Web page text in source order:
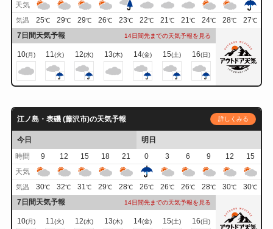
天気
気温 25℃ 29℃ 29℃ 26℃ 23℃ 22℃ 21℃ 21℃ 24℃ 28℃ 27℃
7日間天気予報 14日間先までの天気予報を見る
10(月) 11(火) 12(水) 13(木) 14(金) 15(土) 16(日)
江ノ島・表磯 (藤沢市)の天気予報 詳しくみる
今日
明日
時間
9 12 15 18 21 0 3 6 9 12
15
天気
気温 30℃ 32℃ 31℃ 29℃ 28℃ 26℃ 26℃ 26℃ 28℃ 30℃ 30℃
7日間天気予報 14日間先までの天気予報を見る
10(月) 11(火) 12(水) 13(木) 14(金) 15(土) 16(日)